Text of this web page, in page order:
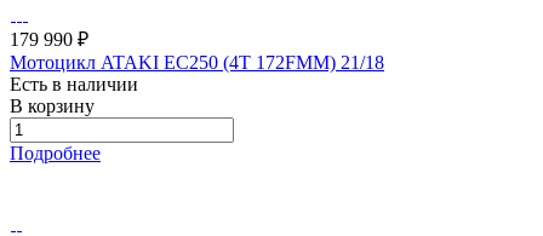
179 990 ₽
Мотоцикл ATAKI EC250 (4T 172FMM) 21/18
Есть в наличии
В корзину
Подробнее